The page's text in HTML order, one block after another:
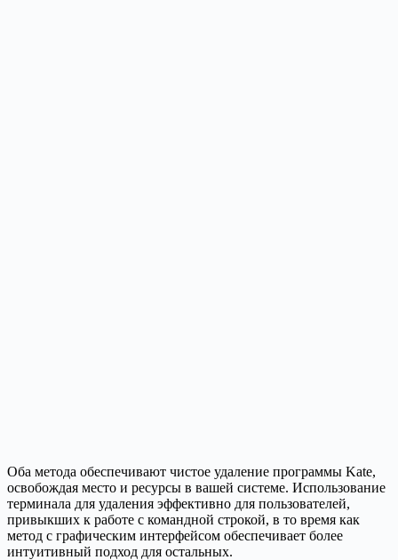
Оба метода обеспечивают чистое удаление программы Kate,
освобождая место и ресурсы в вашей системе. Использование
терминала для удаления эффективно для пользователей,
привыкших к работе с командной строкой, в то время как
метод с графическим интерфейсом обеспечивает более
интуитивный подход для остальных.